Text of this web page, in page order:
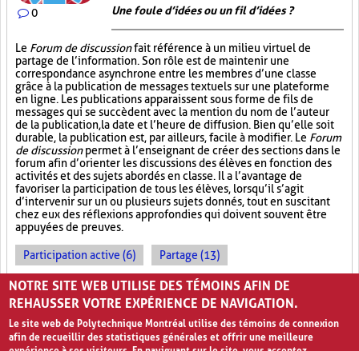
0 Une foule d’idées ou un fil d’idées ?
Le Forum de discussionfait référence à un milieu virtuel de
partage de l’information. Son rôle est de maintenir une
correspondance asynchrone entre les membres d’une classe
grâce à la publication de messages textuels sur une plateforme
en ligne. Les publications apparaissent sous forme de fils de
messages qui se succèdent avec la mention du nom de l’auteur
de la publication, la date et l’heure de diffusion. Bien qu’elle soit
durable, la publication est, par ailleurs, facile à modifier. Le Forum
de discussionpermet à l’enseignant de créer des sections dans le
forum afin d’orienter les discussions des élèves en fonction des
activités et des sujets abordés en classe. Il a l’avantage de
favoriser la participation de tous les élèves, lorsqu’il s’agit
d’intervenir sur un ou plusieurs sujets donnés, tout en suscitant
chez eux des réflexions approfondies qui doivent souvent être
appuyées de preuves.
Participation active (6) Partage (13)
Outil électronique (4)
NOTRE SITE WEB UTILISE DES TÉMOINS AFIN DE
REHAUSSER VOTRE EXPÉRIENCE DE NAVIGATION.
Le site web de Polytechnique Montréal utilise des témoins de connexion
afin de recueillir des statistiques générales et offrir une meilleure